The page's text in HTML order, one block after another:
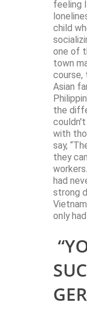
feeling
child
one of
town
course,
Asian
the
couldn't
with
say,
they
had
strong
only